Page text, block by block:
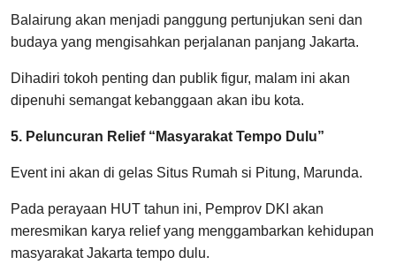
Balairung akan menjadi panggung pertunjukan seni dan
budaya yang mengisahkan perjalanan panjang Jakarta.
Dihadiri tokoh penting dan publik figur, malam ini akan
dipenuhi semangat kebanggaan akan ibu kota.
5. Peluncuran Relief “Masyarakat Tempo Dulu”
Event ini akan di gelas Situs Rumah si Pitung, Marunda.
Pada perayaan HUT tahun ini, Pemprov DKI akan
meresmikan karya relief yang menggambarkan kehidupan
masyarakat Jakarta tempo dulu.